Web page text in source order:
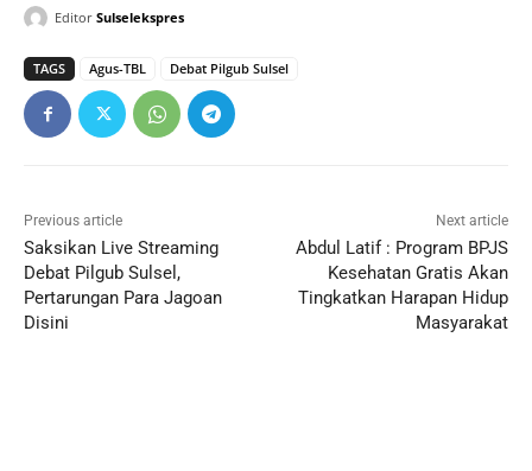
Editor Sulselekspres
TAGS Agus-TBL Debat Pilgub Sulsel
Previous article
Saksikan Live Streaming
Debat Pilgub Sulsel,
Pertarungan Para Jagoan
Disini
Next article
Abdul Latif : Program BPJS
Kesehatan Gratis Akan
Tingkatkan Harapan Hidup
Masyarakat